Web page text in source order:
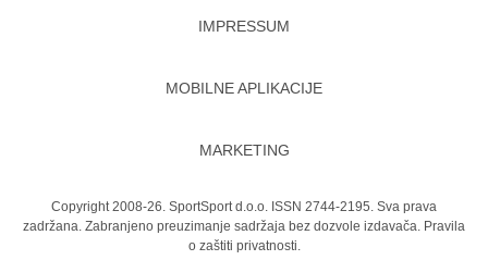
IMPRESSUM
MOBILNE APLIKACIJE
MARKETING
Copyright 2008-26. SportSport d.o.o. ISSN 2744-2195. Sva prava
zadržana. Zabranjeno preuzimanje sadržaja bez dozvole izdavača. Pravila
o zaštiti privatnosti.